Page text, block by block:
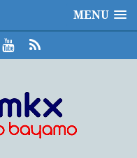
MENU